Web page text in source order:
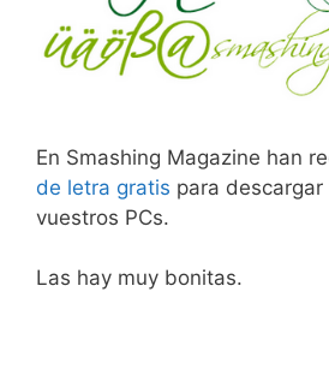
En Smashing Magazine han
de letra gratis para descargar
vuestros PCs.
Las hay muy bonitas.